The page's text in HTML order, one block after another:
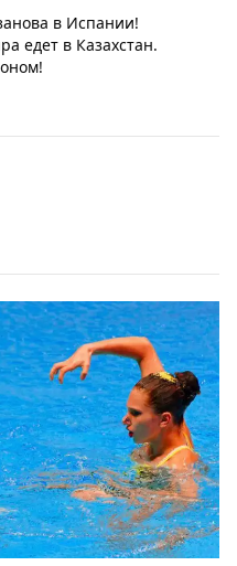
в Испании!
едет в Казахстан.